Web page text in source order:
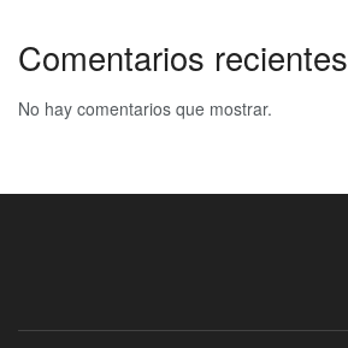
Comentarios recientes
No hay comentarios que mostrar.